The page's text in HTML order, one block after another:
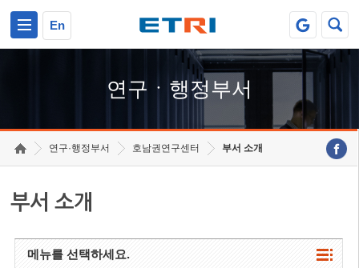
En
연구ㆍ행정부서
연구·행정부서 호남권연구센터 부서 소개
부서 소개
메뉴를 선택하세요.